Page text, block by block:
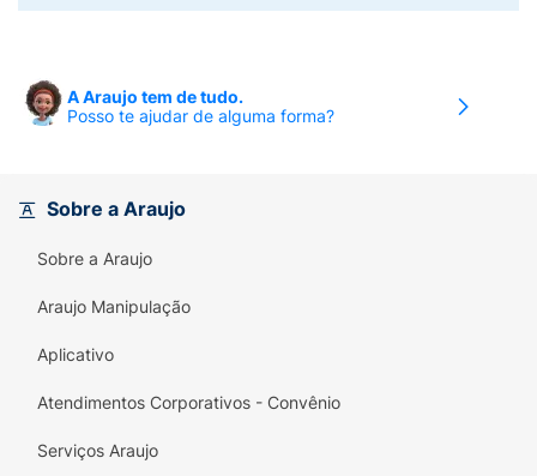
tem!
compartilhe o amor pelo Brawl Stars. Não
perca a chance de garantir as suas figuras e
Perfect for kids and.
A Araujo tem de tudo.
Posso te ajudar de alguma forma?
Sobre a Araujo
Sobre a Araujo
Araujo Manipulação
Aplicativo
Atendimentos Corporativos - Convênio
Serviços Araujo